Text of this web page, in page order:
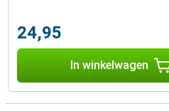
24,95
In winkelwagen